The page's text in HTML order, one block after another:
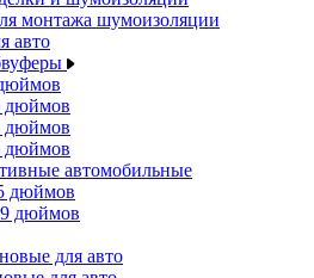
монтажа шумоизоляции
авто
дюймов
дюймов
дюймов
автомобильные
дюймов
дюймов
для авто